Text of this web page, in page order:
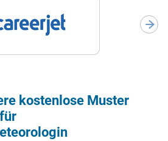
kostenlose Muster